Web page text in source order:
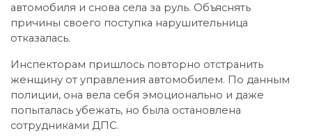
автомобиля и снова села за руль. Объяснять
причины своего поступка нарушительница
отказалась.
Инспекторам пришлось повторно отстранить
женщину от управления автомобилем. По данным
полиции, она вела себя эмоционально и даже
попыталась убежать, но была остановлена
сотрудниками ДПС.